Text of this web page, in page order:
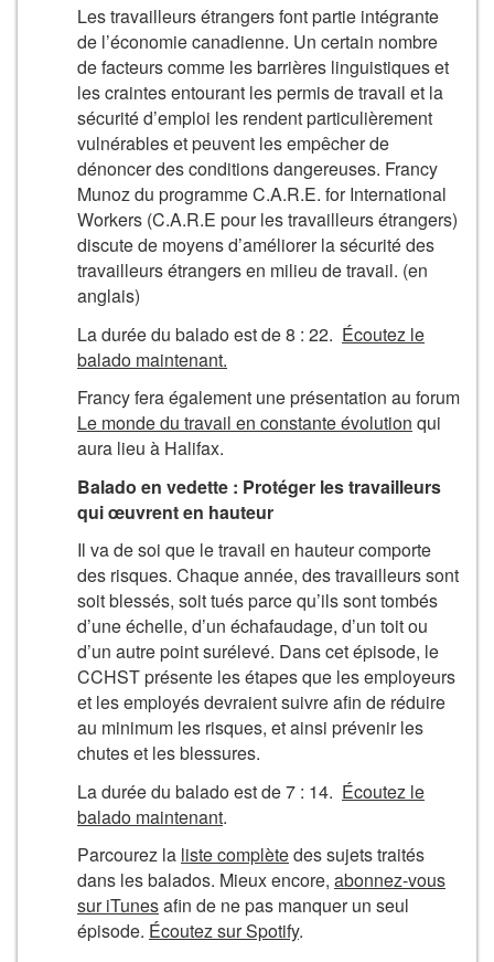
Les travailleurs étrangers font partie intégrante
de l’économie canadienne. Un certain nombre
de facteurs comme les barrières linguistiques et
les craintes entourant les permis de travail et la
sécurité d’emploi les rendent particulièrement
vulnérables et peuvent les empêcher de
dénoncer des conditions dangereuses. Francy
Munoz du programme C.A.R.E. for International
Workers (C.A.R.E pour les travailleurs étrangers)
discute de moyens d’améliorer la sécurité des
travailleurs étrangers en milieu de travail. (en
anglais)
La durée du balado est de 8 : 22. Écoutez le
balado maintenant.
Francy fera également une présentation au forum
Le monde du travail en constante évolution qui
aura lieu à Halifax.
Balado en vedette : Protéger les travailleurs
qui œuvrent en hauteur
Il va de soi que le travail en hauteur comporte
des risques. Chaque année, des travailleurs sont
soit blessés, soit tués parce qu’ils sont tombés
d’une échelle, d’un échafaudage, d’un toit ou
d’un autre point surélevé. Dans cet épisode, le
CCHST présente les étapes que les employeurs
et les employés devraient suivre afin de réduire
au minimum les risques, et ainsi prévenir les
chutes et les blessures.
La durée du balado est de 7 : 14. Écoutez le
balado maintenant.
Parcourez la liste complètedes sujets traités
dans les balados. Mieux encore, abonnez-vous
sur iTunesafin de ne pas manquer un seul
épisode. Écoutez sur Spotify.